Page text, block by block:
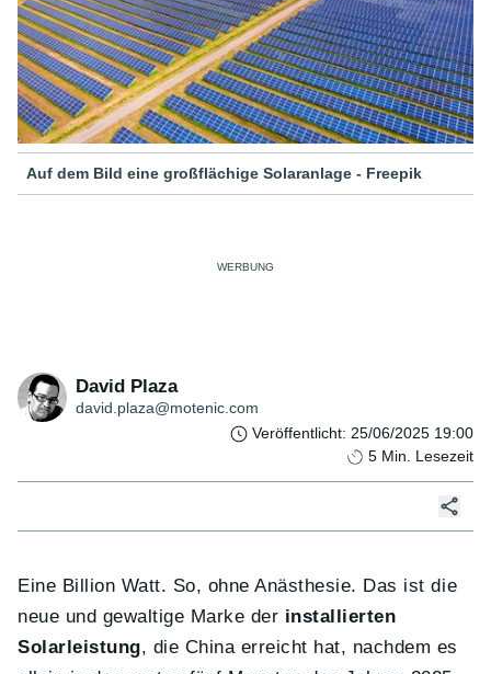
Auf dem Bild eine großflächige Solaranlage - Freepik
David Plaza
david.plaza@motenic.com
Veröffentlicht: 25/06/2025 19:00
5 Min. Lesezeit
Eine Billion Watt. So, ohne Anästhesie. Das ist die
neue und gewaltige Marke der installierten
Solarleistung, die China erreicht hat, nachdem es